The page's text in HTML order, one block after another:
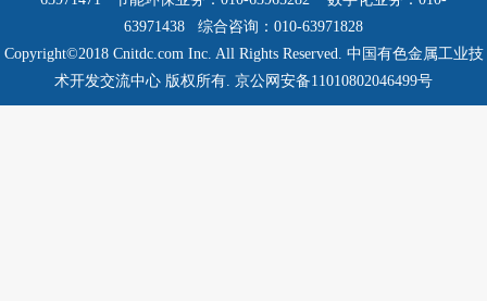
63971438 综合咨询：010-63971828
Copyright©2018 Cnitdc.com Inc. All Rights Reserved. 中国有色金属工业技
术开发交流中心 版权所有. 京公网安备11010802046499号